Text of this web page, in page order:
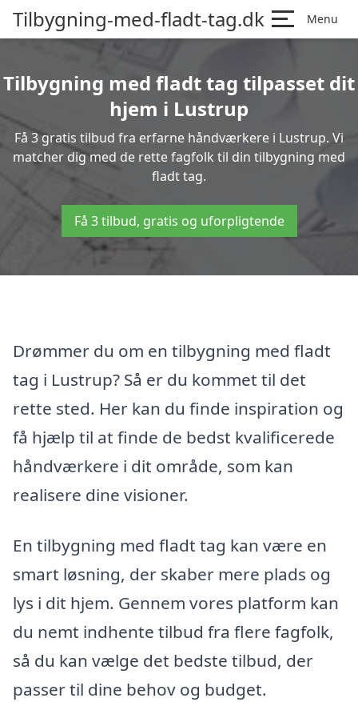
Tilbygning-med-fladt-tag.dk Menu
Tilbygning med fladt tag tilpasset dit
hjem i Lustrup
Få 3 gratis tilbud fra erfarne håndværkere i Lustrup. Vi
matcher dig med de rette fagfolk til din tilbygning med
fladt tag.
Få 3 tilbud, gratis og uforpligtende
Drømmer du om en tilbygning med fladt
tag i Lustrup? Så er du kommet til det
rette sted. Her kan du finde inspiration og
få hjælp til at finde de bedst kvalificerede
håndværkere i dit område, som kan
realisere dine visioner.
En tilbygning med fladt tag kan være en
smart løsning, der skaber mere plads og
lys i dit hjem. Gennem vores platform kan
du nemt indhente tilbud fra flere fagfolk,
så du kan vælge det bedste tilbud, der
passer til dine behov og budget.